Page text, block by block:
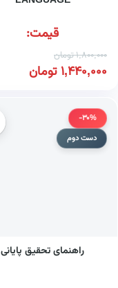
قیمت:
1,800,000تومان
1,440,000تومان
-30%
دست دوم
راهنمای تحقیق پایانی